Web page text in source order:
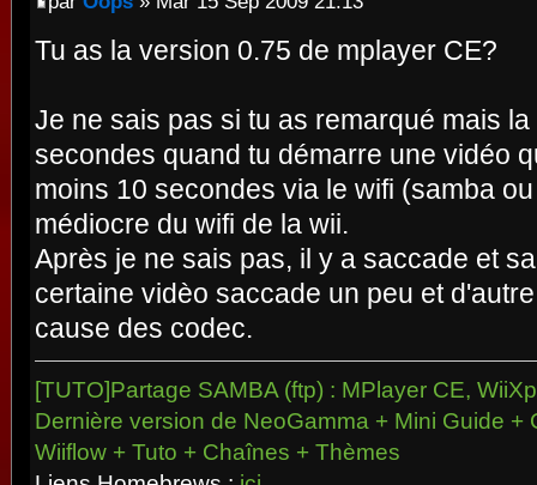
Tu as la version 0.75 de mplayer CE?
Je ne sais pas si tu as remarqué mais
secondes quand tu démarre une vidéo
moins 10 secondes via le wifi (samba
médiocre du wifi de la wii.
Après je ne sais pas, il y a saccade et
certaine vidèo saccade un peu et
cause des codec.
[TUTO]Partage SAMBA (ftp) : MPlayer CE,
Dernière version de NeoGamma + Mini Guide +
Wiiflow + Tuto + Chaînes + Thèmes